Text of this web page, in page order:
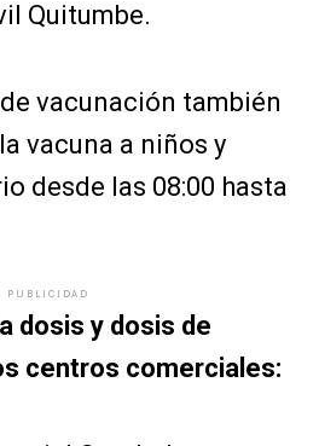
Quitumbe.
vacunación también
vacuna a niños y
desde las 08:00 hasta
PUBLICIDAD
dosis y dosis de
centros comerciales: